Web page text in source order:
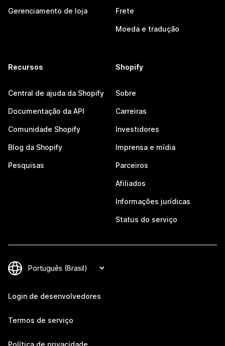
Gerenciamento de loja Frete
Moeda e tradução
Recursos
Central de ajuda da Shopify
Documentação da API
Comunidade Shopify
Blog da Shopify
Pesquisas
Shopify
Sobre
Carreiras
Investidores
Imprensa e mídia
Parceiros
Afiliados
Informações jurídicas
Status do serviço
Login de desenvolvedores
Termos de serviço
Política de privacidade